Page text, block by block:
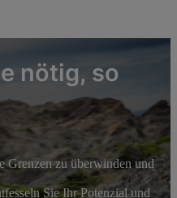
nötig, so
Grenzen zu überwinden und
Sie Ihr Potenzial und